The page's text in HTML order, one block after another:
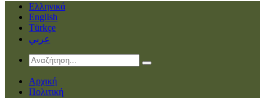
Ελληνικά
English
Türkçe
عربي
Αρχική
Πολιτική